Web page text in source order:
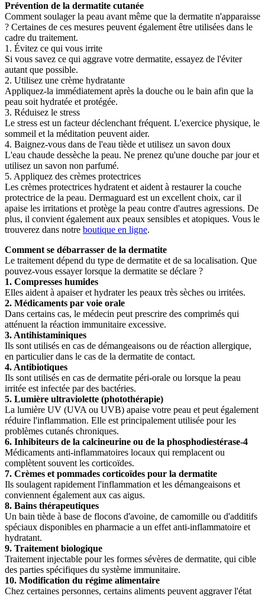
Prévention de la dermatite cutanée
Comment soulager la peau avant même que la dermatite n'apparaisse
? Certaines de ces mesures peuvent également être utilisées dans le
cadre du traitement.
1. Évitez ce qui vous irrite
Si vous savez ce qui aggrave votre dermatite, essayez de l'éviter
autant que possible.
2. Utilisez une crème hydratante
Appliquez-la immédiatement après la douche ou le bain afin que la
peau soit hydratée et protégée.
3. Réduisez le stress
Le stress est un facteur déclenchant fréquent. L'exercice physique, le
sommeil et la méditation peuvent aider.
4. Baignez-vous dans de l'eau tiède et utilisez un savon doux
L'eau chaude dessèche la peau. Ne prenez qu'une douche par jour et
utilisez un savon non parfumé.
5. Appliquez des crèmes protectrices
Les crèmes protectrices hydratent et aident à restaurer la couche
protectrice de la peau. Dermaguard est un excellent choix, car il
apaise les irritations et protège la peau contre d'autres agressions. De
plus, il convient également aux peaux sensibles et atopiques. Vous le
trouverez dans notre boutique en ligne.
Comment se débarrasser de la dermatite
Le traitement dépend du type de dermatite et de sa localisation. Que
pouvez-vous essayer lorsque la dermatite se déclare ?
1. Compresses humides
Elles aident à apaiser et hydrater les peaux très sèches ou irritées.
2. Médicaments par voie orale
Dans certains cas, le médecin peut prescrire des comprimés qui
atténuent la réaction immunitaire excessive.
3. Antihistaminiques
Ils sont utilisés en cas de démangeaisons ou de réaction allergique,
en particulier dans le cas de la dermatite de contact.
4. Antibiotiques
Ils sont utilisés en cas de dermatite péri-orale ou lorsque la peau
irritée est infectée par des bactéries.
5. Lumière ultraviolette (photothérapie)
La lumière UV (UVA ou UVB) apaise votre peau et peut également
réduire l'inflammation. Elle est principalement utilisée pour les
problèmes cutanés chroniques.
6. Inhibiteurs de la calcineurine ou de la phosphodiestérase-4
Médicaments anti-inflammatoires locaux qui remplacent ou
complètent souvent les corticoïdes.
7. Crèmes et pommades corticoïdes pour la dermatite
Ils soulagent rapidement l'inflammation et les démangeaisons et
conviennent également aux cas aigus.
8. Bains thérapeutiques
Un bain tiède à base de flocons d'avoine, de camomille ou d'additifs
spéciaux disponibles en pharmacie a un effet anti-inflammatoire et
hydratant.
9. Traitement biologique
Traitement injectable pour les formes sévères de dermatite, qui cible
des parties spécifiques du système immunitaire.
10. Modification du régime alimentaire
Chez certaines personnes, certains aliments peuvent aggraver l'état